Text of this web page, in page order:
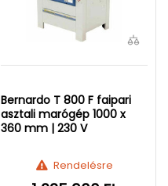
Bernardo T 800 F faipari
asztali marógép 1000 x
360 mm | 230 V
Rendelésre